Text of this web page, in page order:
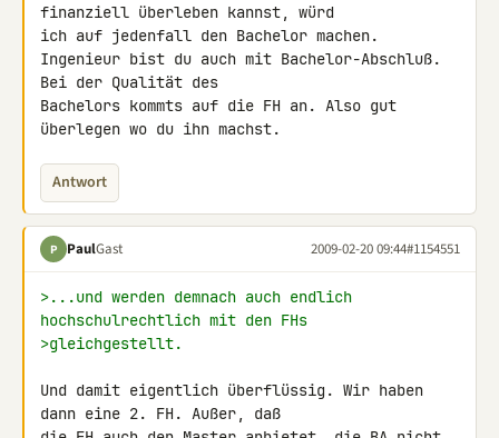
finanziell überleben kannst, würd
ich auf jedenfall den Bachelor machen.
Ingenieur bist du auch mit Bachelor-Abschluß.
Bei der Qualität des
Bachelors kommts auf die FH an. Also gut
überlegen wo du ihn machst.
Antwort
P PaulGast 2009-02-20 09:44#1154551
>...und werden demnach auch endlich
hochschulrechtlich mit den FHs
>gleichgestellt.
Und damit eigentlich überflüssig. Wir haben
dann eine 2. FH. Außer, daß